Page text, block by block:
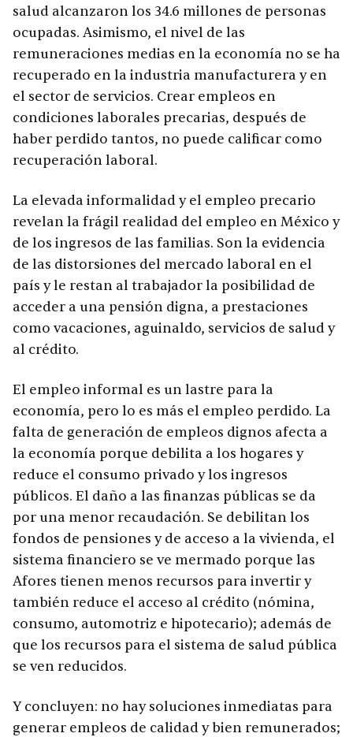
salud alcanzaron los 34.6 millones de personas
ocupadas. Asimismo, el nivel de las
remuneraciones medias en la economía no se ha
recuperado en la industria manufacturera y en
el sector de servicios. Crear empleos en
condiciones laborales precarias, después de
haber perdido tantos, no puede calificar como
recuperación laboral.
La elevada informalidad y el empleo precario
revelan la frágil realidad del empleo en México y
de los ingresos de las familias. Son la evidencia
de las distorsiones del mercado laboral en el
país y le restan al trabajador la posibilidad de
acceder a una pensión digna, a prestaciones
como vacaciones, aguinaldo, servicios de salud y
al crédito.
El empleo informal es un lastre para la
economía, pero lo es más el empleo perdido. La
falta de generación de empleos dignos afecta a
la economía porque debilita a los hogares y
reduce el consumo privado y los ingresos
públicos. El daño a las finanzas públicas se da
por una menor recaudación. Se debilitan los
fondos de pensiones y de acceso a la vivienda, el
sistema financiero se ve mermado porque las
Afores tienen menos recursos para invertir y
también reduce el acceso al crédito (nómina,
consumo, automotriz e hipotecario); además de
que los recursos para el sistema de salud pública
se ven reducidos.
Y concluyen: no hay soluciones inmediatas para
generar empleos de calidad y bien remunerados;